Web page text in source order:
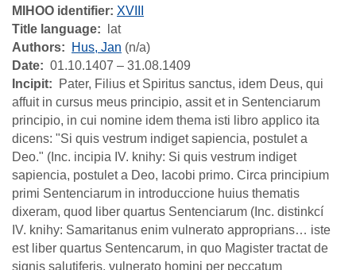
MIHOO identifier: XVIII
Title language
lat
Authors
Hus, Jan (n/a)
Date
01.10.1407 – 31.08.1409
Incipit
Pater, Filius et Spiritus sanctus, idem Deus, qui
affuit in cursus meus principio, assit et in Sentenciarum
principio, in cui nomine idem thema isti libro applico ita
dicens: "Si quis vestrum indiget sapiencia, postulet a
Deo." (Inc. incipia IV. knihy: Si quis vestrum indiget
sapiencia, postulet a Deo, Iacobi primo. Circa principium
primi Sentenciarum in introduccione huius thematis
dixeram, quod liber quartus Sentenciarum (Inc. distinkcí
IV. knihy: Samaritanus enim vulnerato approprians… iste
est liber quartus Sentencarum, in quo Magister tractat de
signis salutiferis, vulnerato homini per peccatum